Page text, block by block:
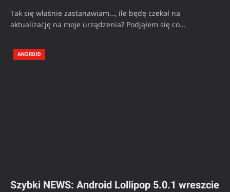
Tak się właśnie zastanawiam…, ile będę czekał na
aktualizację na moje urządzenia? Podjąłem się co…
ANDROID
Szybki NEWS: Android Lollipop 5.0.1 wreszcie